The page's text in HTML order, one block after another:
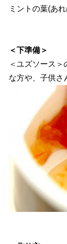
ミントの葉(あ
＜下準備＞
＜ユズソース
な方や、子供さ